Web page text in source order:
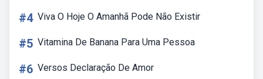
#4 Viva O Hoje O Amanhã Pode Não Existir
#5 Vitamina De Banana Para Uma Pessoa
#6 Versos Declaração De Amor